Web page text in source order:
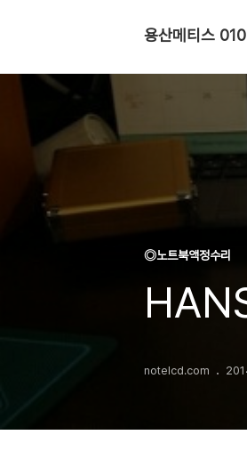
용산메티스
◎노트북액정수리
notelcd.com